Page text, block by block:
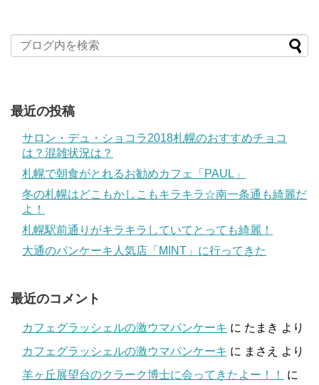
最近の投稿
サロン・デュ・ショコラ2018札幌のおすすめチョコ
は？混雑状況は？
札幌で朝食がとれるお勧めカフェ「PAUL」
冬の札幌はどこもかしこもキラキラ☆南一条通も綺麗だ
よ！
札幌駅前通りがキラキラしていてとっても綺麗！
大通のパンケーキ人気店「MINT」に行ってきた
最近のコメント
カフェグラッシェルの激ウマパンケーキ に たまき より
カフェグラッシェルの激ウマパンケーキ に まさえ
より
羊ヶ丘展望台のクラーク博士に会ってきたよー！！
に